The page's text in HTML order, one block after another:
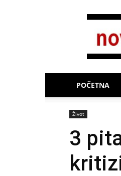
POČETNA
Život
3